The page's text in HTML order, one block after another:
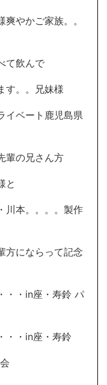
やかご家族。。
て飲んで
す。。兄妹様
イベート鹿児島県
輩の兄さん方
と
本。。。。製作
方にならって記念
・・in座・寿鈴 パ
・・in座・寿鈴